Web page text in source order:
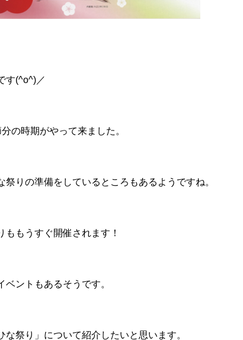
す(^o^)／
の時期がやって来ました。
りの準備をしているところもあるようですね。
もうすぐ開催されます！
ントもあるそうです。
な祭り」について紹介したいと思います。